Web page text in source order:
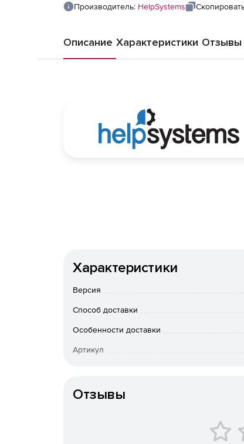
Производитель: HelpSystems
Описание Характеристики Отзывы
Характеристики
Версия
Способ доставки
Особенности доставки
Артикул
Отзывы